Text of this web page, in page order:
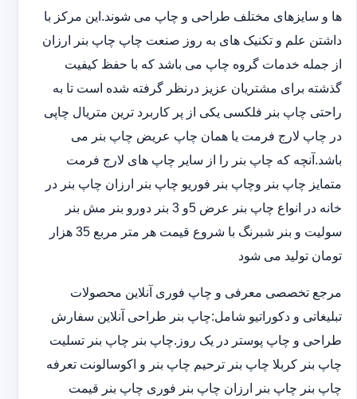
ها و سایزهای مختلف طراحی و چاپ می شوند.این مرکز با
داشتن علم و تکنیک های به روز صنعت چاپ چاپ بنر ارزان
از جمله خدمات گروه چاپ می باشد که با حفظ کیفیت
گذشته برای مشتریان عزیز درنظر گرفته شده است تا به
راحتی چاپ بنر فلکسی یکی از پر کاربرد ترین متریال چاپی
در چاپ لارج فرمت یا همان چاپ عریض چاپ بنر می
باشد.آنچه که چاپ بنر را از سایر چاپ های لارج فرمت
متمایز چاپ بنر وچاپ بنر فوریو چاپ بنر ارزان چاپ بنر در
خانه در انواع چاپ بنر عرض 5و 3 بنر دورو بنر مش بنر
سولیت و بنر شبرنگ با شروع قیمت هر متر مربع 35 هزار
تومان تولید می شود
مرجع تخصصی معرفی و چاپ فوری آنلاین محصولات
تبلیغاتی و دکوراتیو شامل:چاپ بنر طراحی آنلاین سفارش
طراحی و چاپ پوستر در یک روز.چاپ بنر چاپ بنر تسلیت
چاپ بنر کربلا چاپ بنر ترحیم چاپ بنر و اکوسالونت تعرفه
چاپ بنر چاپ بنر ارزان چاپ بنر فوری چاپ بنر قیمت